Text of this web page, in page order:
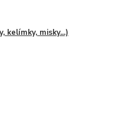
kelímky, misky...)